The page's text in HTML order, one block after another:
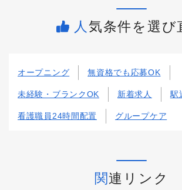
人気条件を選び
オープニング 無資格でも応募OK
未経験・ブランクOK 新着求人 駅
看護職員24時間配置 グループケア
関連リンク